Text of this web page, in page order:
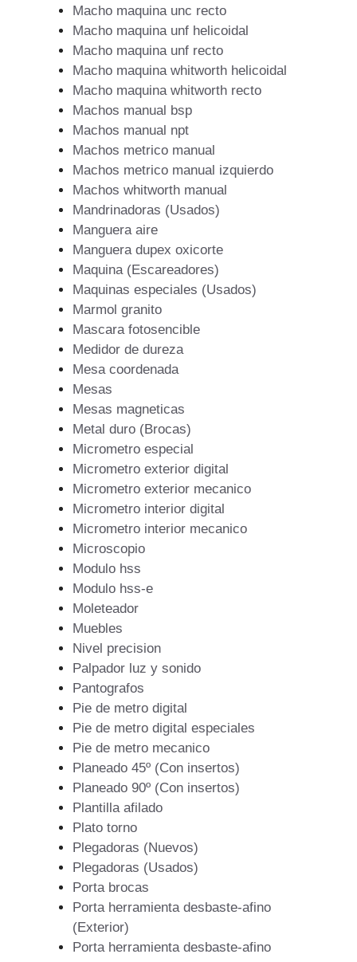
Macho maquina unc recto
Macho maquina unf helicoidal
Macho maquina unf recto
Macho maquina whitworth helicoidal
Macho maquina whitworth recto
Machos manual bsp
Machos manual npt
Machos metrico manual
Machos metrico manual izquierdo
Machos whitworth manual
Mandrinadoras (Usados)
Manguera aire
Manguera dupex oxicorte
Maquina (Escareadores)
Maquinas especiales (Usados)
Marmol granito
Mascara fotosencible
Medidor de dureza
Mesa coordenada
Mesas
Mesas magneticas
Metal duro (Brocas)
Micrometro especial
Micrometro exterior digital
Micrometro exterior mecanico
Micrometro interior digital
Micrometro interior mecanico
Microscopio
Modulo hss
Modulo hss-e
Moleteador
Muebles
Nivel precision
Palpador luz y sonido
Pantografos
Pie de metro digital
Pie de metro digital especiales
Pie de metro mecanico
Planeado 45º (Con insertos)
Planeado 90º (Con insertos)
Plantilla afilado
Plato torno
Plegadoras (Nuevos)
Plegadoras (Usados)
Porta brocas
Porta herramienta desbaste-afino
(Exterior)
Porta herramienta desbaste-afino